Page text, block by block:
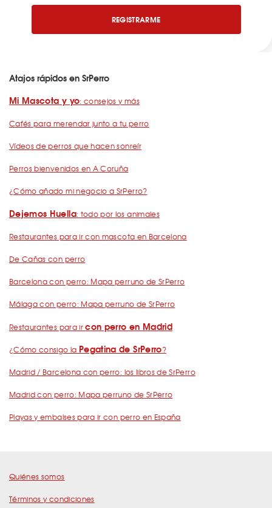
REGISTRARME
Atajos rápidos en SrPerro
Mi Mascota y yo: consejos y más
Cafés para merendar junto a tu perro
Vídeos de perros que hacen sonreír
Perros bienvenidos en A Coruña
¿Cómo añado mi negocio a SrPerro?
Dejemos Huella: todo por los animales
Restaurantes para ir con mascota en Barcelona
De Cañas con perro
Barcelona con perro: Mapa perruno de SrPerro
Málaga con perro: Mapa perruno de SrPerro
Restaurantes para ircon perro en Madrid
¿Cómo consigo la Pegatina de SrPerro?
Madrid / Barcelona con perro: los libros de SrPerro
Madrid con perro: Mapa perruno de SrPerro
Playas y embalses para ir con perro en España
Quiénes somos
Términos y condiciones